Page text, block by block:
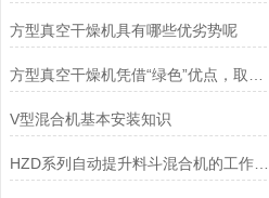
方型真空干燥机具有哪些优劣势呢
V型混合机基本安装知识
HZD系列自动提升料斗混合机的工作原理及应用解析